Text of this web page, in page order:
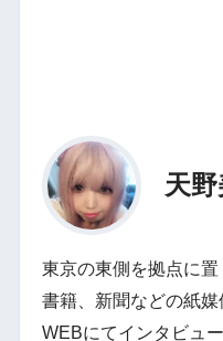
天
東京の東側を拠点に置
書籍、新聞などの紙
WEBにてインタビュ